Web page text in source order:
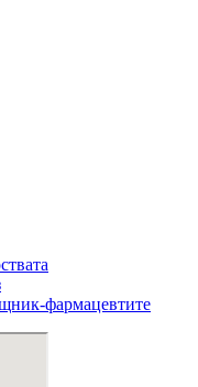
фармацевтите